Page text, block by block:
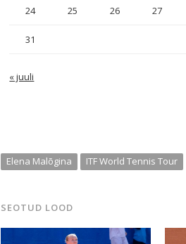
24 25 26 27
31
« juuli
Elena Malõgina ITF World Tennis Tour
SEOTUD LOOD